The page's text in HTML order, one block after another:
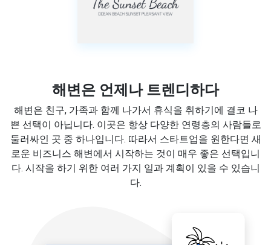
해변은 언제나 트렌디하다
해변은 친구, 가족과 함께 나가서 휴식을 취하기에 결코 나
쁜 선택이 아닙니다. 이곳은 항상 다양한 연령층의 사람들로
둘러싸인 곳 중 하나입니다. 따라서 스타트업을 원한다면 새
로운 비즈니스 해변에서 시작하는 것이 매우 좋은 선택입니
다. 시작을 하기 위한 여러 가지 일과 계획이 있을 수 있습니
다.